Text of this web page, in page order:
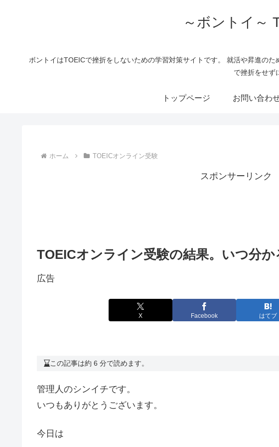
～ボントイ～
ボントイはTOEICで挫折をしないための学習対策サイトです。 就活や昇進の
で挫折をせず
トップページ お問い合わ
ホーム TOEICオンライン受験
スポンサーリンク
TOEICオンライン受験の結果。いつ分
広告
X Facebook はてブ
この記事は約 6 分で読めます。
管理人のシンイチです。
いつもありがとうございます。
今日は